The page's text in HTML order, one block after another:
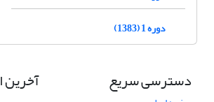
دوره 1 (1383)
دسترسی سریع آخرین